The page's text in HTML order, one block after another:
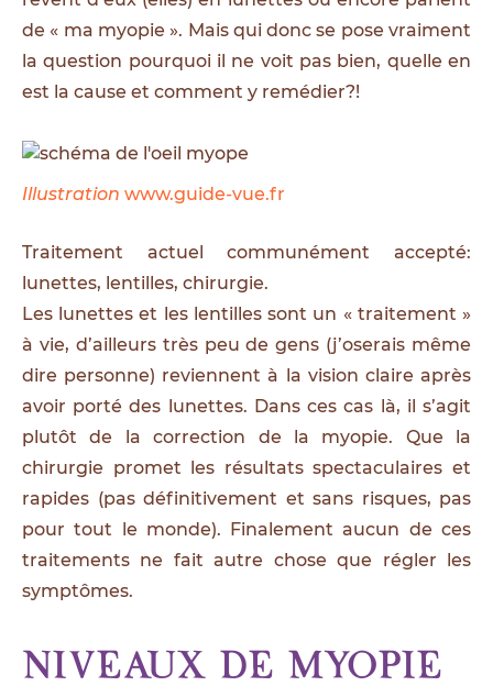
de « ma myopie ». Mais qui donc se pose vraiment
la question pourquoi il ne voit pas bien, quelle en
est la cause et comment y remédier?!
Illustration www.guide-vue.fr
Traitement actuel communément accepté:
lunettes, lentilles, chirurgie.
Les lunettes et les lentilles sont un « traitement »
à vie, d’ailleurs très peu de gens (j’oserais même
dire personne) reviennent à la vision claire après
avoir porté des lunettes. Dans ces cas là, il s’agit
plutôt de la correction de la myopie. Que la
chirurgie promet les résultats spectaculaires et
rapides (pas définitivement et sans risques, pas
pour tout le monde). Finalement aucun de ces
traitements ne fait autre chose que régler les
symptômes.
Niveaux de myopie